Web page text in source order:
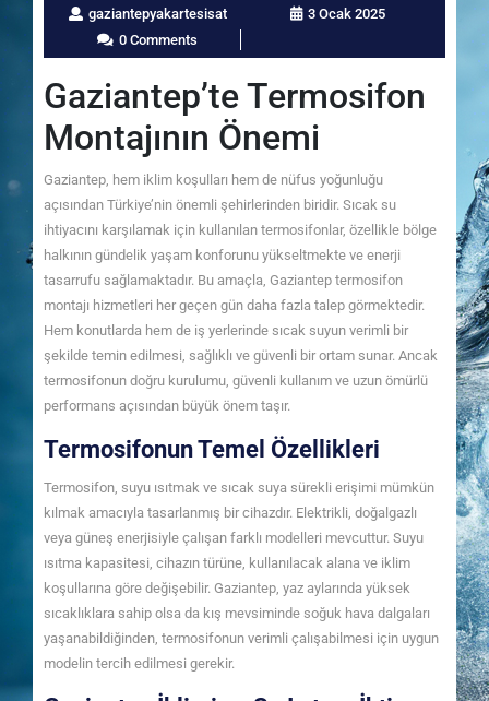
gaziantepyakartesisat
3 Ocak 2025
0 Comments
Gaziantep’te Termosifon
Montajının Önemi
Gaziantep, hem iklim koşulları hem de nüfus yoğunluğu
açısından Türkiye’nin önemli şehirlerinden biridir. Sıcak su
ihtiyacını karşılamak için kullanılan termosifonlar, özellikle bölge
halkının gündelik yaşam konforunu yükseltmekte ve enerji
tasarrufu sağlamaktadır. Bu amaçla, Gaziantep termosifon
montajı hizmetleri her geçen gün daha fazla talep görmektedir.
Hem konutlarda hem de iş yerlerinde sıcak suyun verimli bir
şekilde temin edilmesi, sağlıklı ve güvenli bir ortam sunar. Ancak
termosifonun doğru kurulumu, güvenli kullanım ve uzun ömürlü
performans açısından büyük önem taşır.
Termosifonun Temel Özellikleri
Termosifon, suyu ısıtmak ve sıcak suya sürekli erişimi mümkün
kılmak amacıyla tasarlanmış bir cihazdır. Elektrikli, doğalgazlı
veya güneş enerjisiyle çalışan farklı modelleri mevcuttur. Suyu
ısıtma kapasitesi, cihazın türüne, kullanılacak alana ve iklim
koşullarına göre değişebilir. Gaziantep, yaz aylarında yüksek
sıcaklıklara sahip olsa da kış mevsiminde soğuk hava dalgaları
yaşanabildiğinden, termosifonun verimli çalışabilmesi için uygun
modelin tercih edilmesi gerekir.